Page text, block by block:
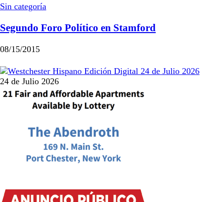
Sin categoría
Segundo Foro Político en Stamford
08/15/2015
24 de Julio 2026